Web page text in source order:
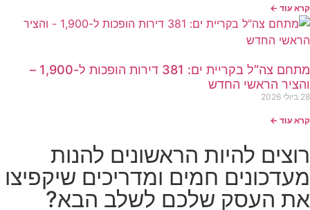
עוד ←
מתחם צה”ל בקריית ים: 381 דירות הופכות ל-1,900 –
הראשי החדש
עוד ←
להיות הראשונים להנות
חמים ומדריכים שיקפיצו
העסק שלכם לשלב הבא?